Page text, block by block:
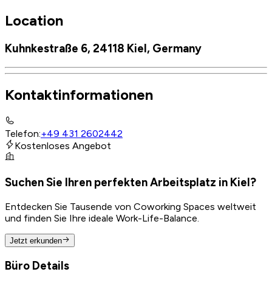
Location
Kuhnkestraße 6, 24118 Kiel, Germany
Kontaktinformationen
Telefon:+49 431 2602442
Kostenloses Angebot
Suchen Sie Ihren perfekten Arbeitsplatz in Kiel?
Entdecken Sie Tausende von Coworking Spaces weltweit
und finden Sie Ihre ideale Work-Life-Balance.
Jetzt erkunden
Büro Details